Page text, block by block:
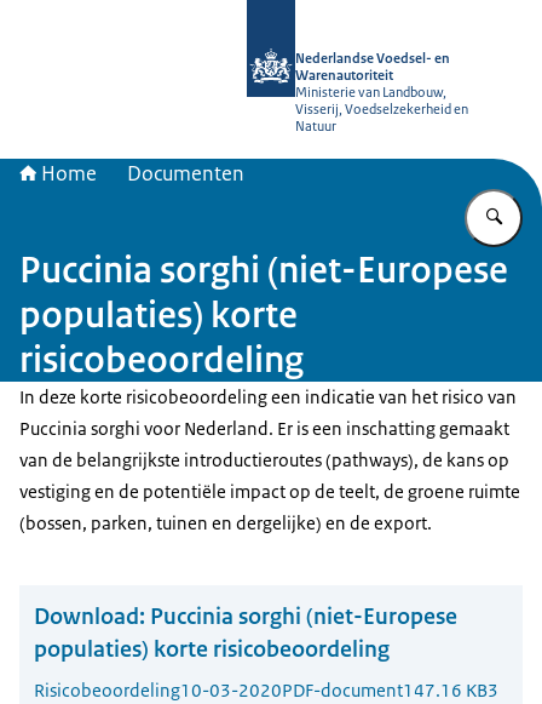
Nederlandse Voedsel- en
Warenautoriteit
Ministerie van Landbouw,
Visserij, Voedselzekerheid en
Natuur
Home Documenten
Puccinia sorghi (niet-Europese
populaties) korte
risicobeoordeling
In deze korte risicobeoordeling een indicatie van het risico van
Puccinia sorghi voor Nederland. Er is een inschatting gemaakt
van de belangrijkste introductieroutes (pathways), de kans op
vestiging en de potentiële impact op de teelt, de groene ruimte
(bossen, parken, tuinen en dergelijke) en de export.
Download: Puccinia sorghi (niet-Europese
populaties) korte risicobeoordeling
Risicobeoordeling10-03-2020PDF-document147.16 KB3